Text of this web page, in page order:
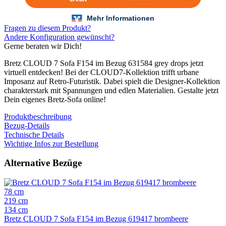
631584
grey
drops
Menge
Fragen zu diesem Produkt?
Andere Konfiguration gewünscht?
Gerne beraten wir Dich!
Bretz CLOUD 7 Sofa F154 im Bezug 631584 grey drops jetzt
virtuell entdecken! Bei der CLOUD7-Kollektion trifft urbane
Imposanz auf Retro-Futuristik. Dabei spielt die Designer-Kollektion
charakterstark mit Spannungen und edlen Materialien. Gestalte jetzt
Dein eigenes Bretz-Sofa online!
Produktbeschreibung
Bezug-Details
Technische Details
Wichtige Infos zur Bestellung
Alternative Bezüge
78 cm
219 cm
134 cm
Bretz CLOUD 7 Sofa F154 im Bezug 619417 brombeere